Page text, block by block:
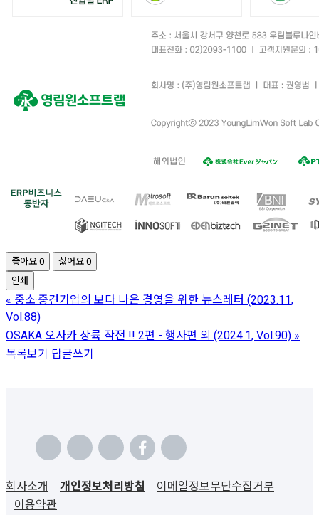
좋아요0 싫어요0
인쇄
«중소·중견기업의 보다 나은 경영을 위한 뉴스레터 (2023.11,
Vol.88)
OSAKA 오사카 상륙 작전 !! 2편 - 행사편 외 (2024.1, Vol.90)»
목록보기답글쓰기
회사소개 개인정보처리방침
이메일정보무단수집거부
이용약관